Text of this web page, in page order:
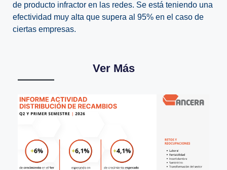
de producto infractor en las redes. Se está teniendo una
efectividad muy alta que supera al 95% en el caso de
ciertas empresas.
Ver Más